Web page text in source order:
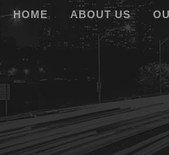
HOME ABOUT US